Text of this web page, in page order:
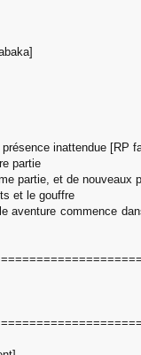
inattendue [RP
partie
partie, et de nouveaux
et le gouffre
commence